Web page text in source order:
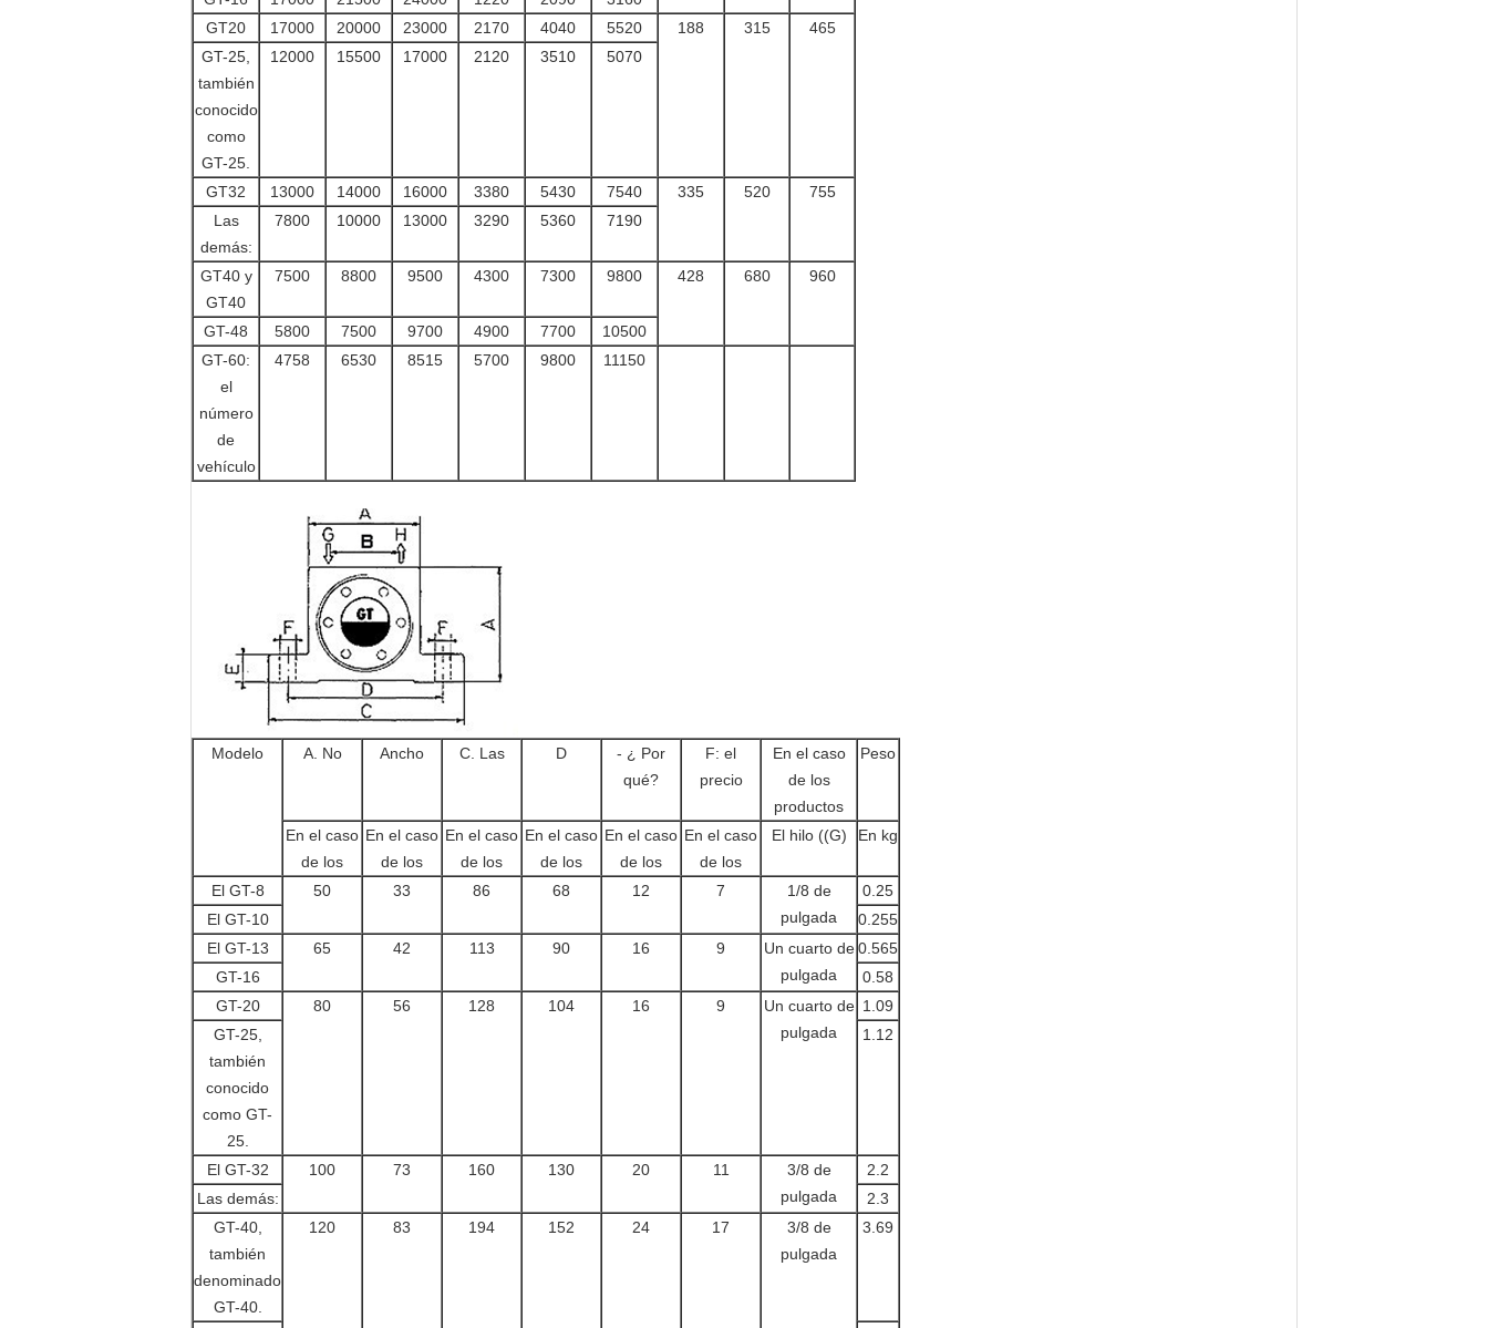
GT20
17000 20000 23000 2170 4040 5520 188 315
465
GT-25,
también
conocido
como
GT-25.
12000 15500 17000 2120 3510 5070
GT32 13000 14000 16000 3380 5430 7540 335 520
755
Las
demás:
7800 10000 13000 3290 5360 7190
GT40 y
GT40
7500 8800 9500 4300 7300 9800 428 680 960
GT-48 5800 7500 9700 4900 7700
10500
GT-60:
el
número
de
vehículo
4758 6530 8515 5700 9800 11150
Modelo A. No Ancho C. Las D
- ¿ Por
qué?
F: el
precio
En el caso
de los
productos
Peso
En el caso
de los
En el caso
de los
En el caso
de los
En el caso
de los
En el caso
de los
En el caso
de los
El hilo ((G) En kg
El GT-8 50 33 86 68 12 7
1/8 de
pulgada
0.25
El GT-10
0.255
El GT-13
65 42 113 90 16 9
Un cuarto de
pulgada
0.565
GT-16
0.58
GT-20
80 56 128 104 16 9
Un cuarto de
pulgada
1.09
GT-25,
también
conocido
como GT-
25.
1.12
El GT-32 100 73 160 130 20 11
3/8 de
pulgada
2.2
Las demás:
2.3
GT-40,
también
denominado
GT-40.
120 83 194 152 24 17
3/8 de
pulgada
3.69